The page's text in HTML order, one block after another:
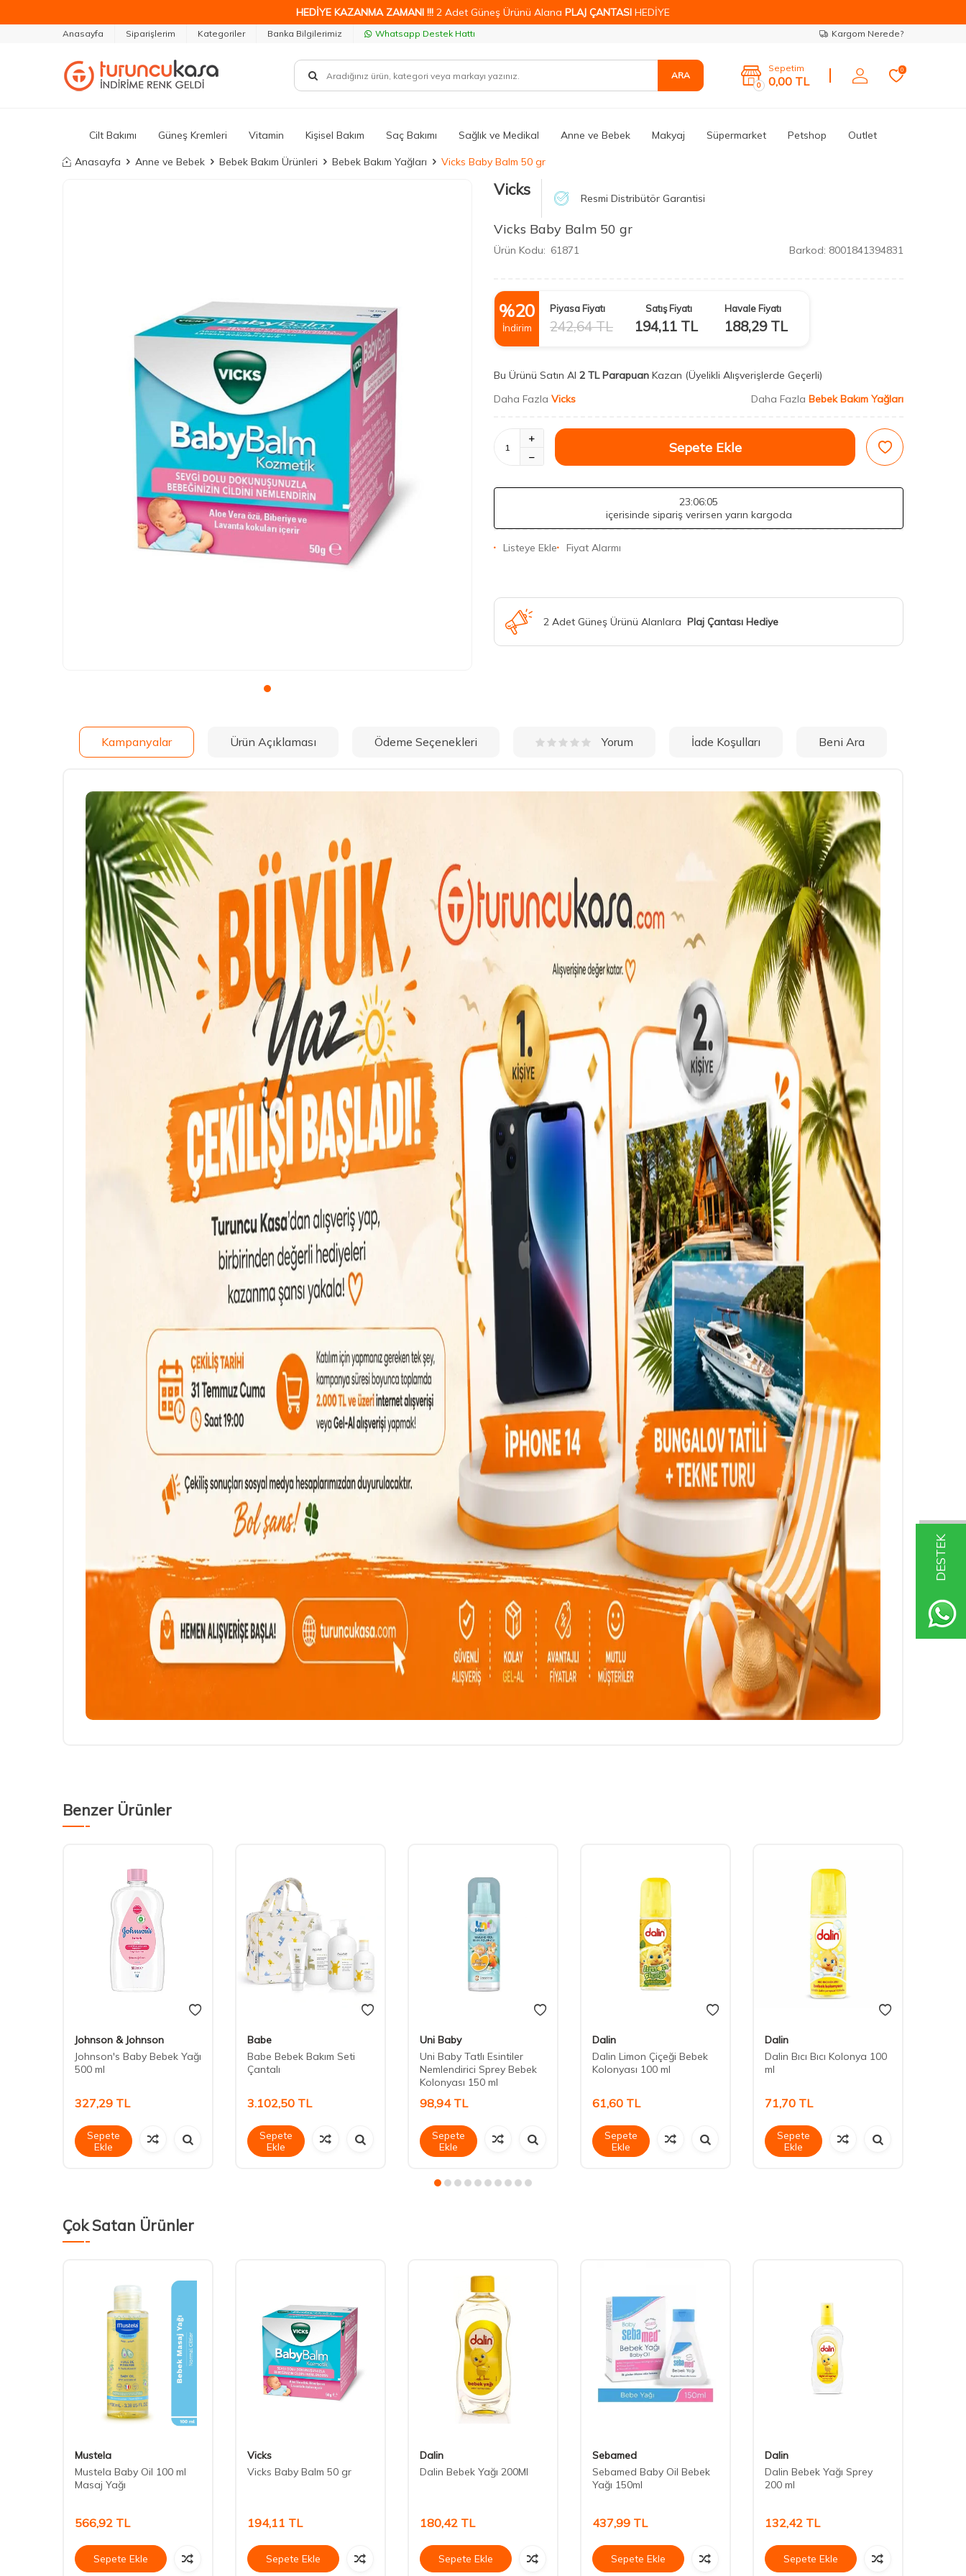
DESTEK
HEDİYE KAZANMA ZAMANI !!! 2 Adet Güneş Ürünü Alana PLAJ ÇANTASI HEDİYE
Anasayfa Siparişlerim Kategoriler Banka Bilgilerimiz Whatsapp Destek Hattı Kargom Nerede?
ARA
0
Sepetim
0,00 TL
0
Cilt Bakımı Güneş Kremleri Vitamin Kişisel Bakım Saç Bakımı Sağlık ve Medikal Anne ve Bebek Makyaj Süpermarket Petshop Outlet
Anasayfa Anne ve Bebek Bebek Bakım Ürünleri Bebek Bakım Yağları Vicks Baby Balm 50 gr
Vicks Resmi Distribütör Garantisi
Vicks Baby Balm 50 gr
Ürün Kodu: 61871 Barkod: 8001841394831
%20
İndirim
Piyasa Fiyatı
242,64TL
Satış Fiyatı
194,11 TL
Havale Fiyatı
188,29TL
Bu Ürünü Satın Al 2 TL Parapuan Kazan (Üyelikli Alışverişlerde Geçerli)
Daha Fazla Vicks Daha Fazla Bebek Bakım Yağları
Sepete Ekle
23:06:03
içerisinde sipariş verirsen yarın kargoda
Listeye Ekle Fiyat Alarmı
2 Adet Güneş Ürünü Alanlara Plaj Çantası Hediye
Kampanyalar Ürün Açıklaması Ödeme Seçenekleri Yorum İade Koşulları Beni Ara
Benzer Ürünler
Johnson & Johnson
Johnson's Baby Bebek Yağı
500 ml
327,29 TL
Sepete
Ekle
Babe
Babe Bebek Bakım Seti
Çantalı
3.102,50 TL
Sepete
Ekle
Uni Baby
Uni Baby Tatlı Esintiler
Nemlendirici Sprey Bebek
Kolonyası 150 ml
98,94TL
Sepete
Ekle
Dalin
Dalin Limon Çiçeği Bebek
Kolonyası 100 ml
61,60 TL
Sepete
Ekle
Dalin
Dalin Bıcı Bıcı Kolonya 100
ml
71,70 TL
Sepete
Ekle
Çok Satan Ürünler
Mustela
Mustela Baby Oil 100 ml
Masaj Yağı
566,92 TL
Sepete Ekle
Vicks
Vicks Baby Balm 50 gr
194,11 TL
Sepete Ekle
Dalin
Dalin Bebek Yağı 200Ml
180,42 TL
Sepete Ekle
Sebamed
Sebamed Baby Oil Bebek
Yağı 150ml
437,99 TL
Sepete Ekle
Dalin
Dalin Bebek Yağı Sprey
200 ml
132,42 TL
Sepete Ekle